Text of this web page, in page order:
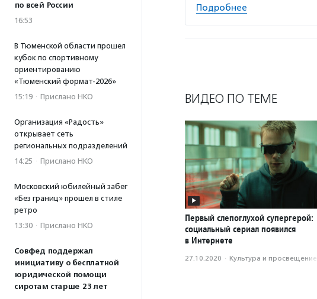
по всей России
16:53
В Тюменской области прошел
кубок по спортивному
ориентированию
«Тюменский формат-2026»
15:19 · Прислано НКО
Организация «Радость»
открывает сеть
региональных подразделений
14:25 · Прислано НКО
Московский юбилейный забег
«Без границ» прошел в стиле
ретро
13:30 · Прислано НКО
Совфед поддержал
инициативу о бесплатной
юридической помощи
сиротам старше 23 лет
Подробнее
ВИДЕО ПО ТЕМЕ
Первый слепоглухой супергерой:
социальный сериал появился
в Интернете
27.10.2020 · Культура и просвещение